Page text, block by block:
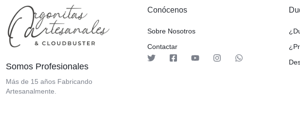
Somos Profesionales
Más de 15 años Fabricando
Artesanalmente.
Conócenos
Sobre Nosotros
Contactar